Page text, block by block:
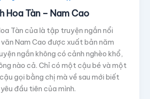
Hoa Tàn – Nam Cao
Tàn của là tập truyện ngắn nổi
Nam Cao được xuất bản năm
ngắn không có cảnh nghèo khổ,
nào cả. Chỉ có một cậu bé và một
gọi bằng chị mà về sau mới biết
đầu tiên của mình.